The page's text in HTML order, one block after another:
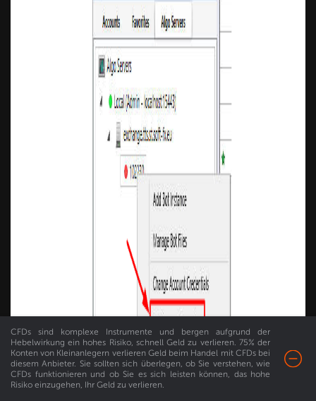
CFDs sind komplexe Instrumente und bergen aufgrund der
Hebelwirkung ein hohes Risiko, schnell Geld zu verlieren. 75% der
Konten von Kleinanlegern verlieren Geld beim Handel mit CFDs bei
diesem Anbieter. Sie sollten sich überlegen, ob Sie verstehen, wie
CFDs funktionieren und ob Sie es sich leisten können, das hohe
Risiko einzugehen, Ihr Geld zu verlieren.